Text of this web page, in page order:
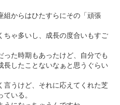
組からはひたすらにその「頑張
ちゃ多いし、成長の度合いもすご
った時期もあったけど、自分でも
長したことないなぁと思うぐらい
言うけど、それに応えてくれた芝
いる。